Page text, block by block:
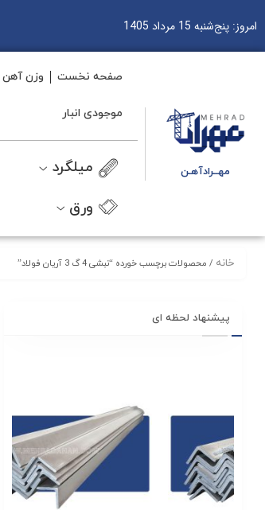
امروز: پنج‌شنبه 15 مرداد 1405
مهــرادآهـن
صفحه نخست وزن آهن
موجودی انبار
میلگرد
ورق
خانه / محصولات برچسب خورده “نبشی 4 گ 3 آریان فولاد”
پیشنهاد لحظه ای